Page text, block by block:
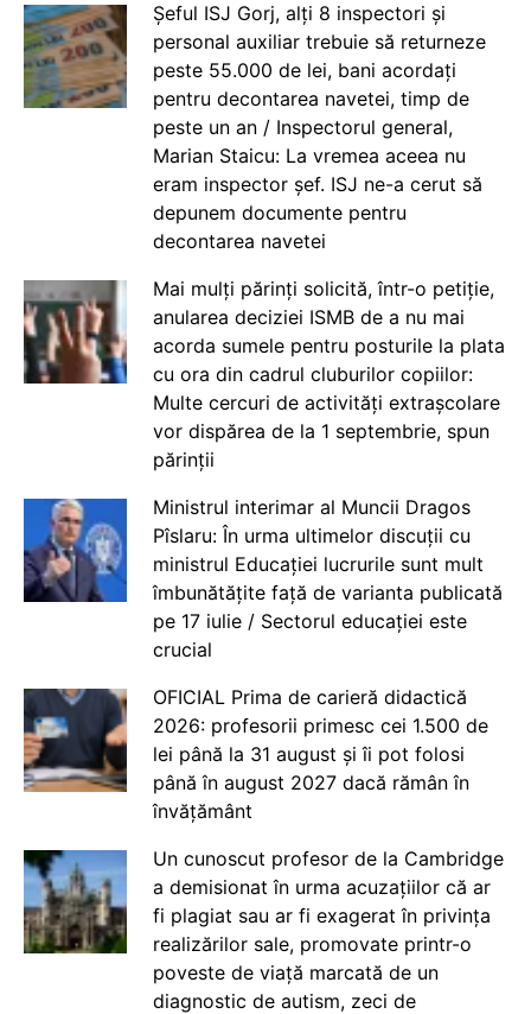
Șeful ISJ Gorj, alți 8 inspectori și
personal auxiliar trebuie să returneze
peste 55.000 de lei, bani acordați
pentru decontarea navetei, timp de
peste un an / Inspectorul general,
Marian Staicu: La vremea aceea nu
eram inspector șef. ISJ ne-a cerut să
depunem documente pentru
decontarea navetei
Mai mulți părinți solicită, într-o petiție,
anularea deciziei ISMB de a nu mai
acorda sumele pentru posturile la plata
cu ora din cadrul cluburilor copiilor:
Multe cercuri de activități extrașcolare
vor dispărea de la 1 septembrie, spun
părinții
Ministrul interimar al Muncii Dragos
Pîslaru: În urma ultimelor discuții cu
ministrul Educației lucrurile sunt mult
îmbunătățite față de varianta publicată
pe 17 iulie / Sectorul educației este
crucial
OFICIAL Prima de carieră didactică
2026: profesorii primesc cei 1.500 de
lei până la 31 august și îi pot folosi
până în august 2027 dacă rămân în
învățământ
Un cunoscut profesor de la Cambridge
a demisionat în urma acuzațiilor că ar
fi plagiat sau ar fi exagerat în privința
realizărilor sale, promovate printr-o
poveste de viață marcată de un
diagnostic de autism, zeci de